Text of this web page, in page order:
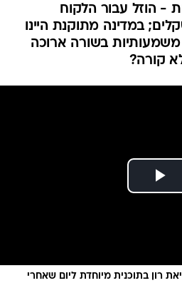
- הוזל עבור הלקוח
במדינה מתוקנת היינו
משמעותיות בשורה ארוכה
קורה?
רון בתוכנית מיוחדת ליום שאחרי